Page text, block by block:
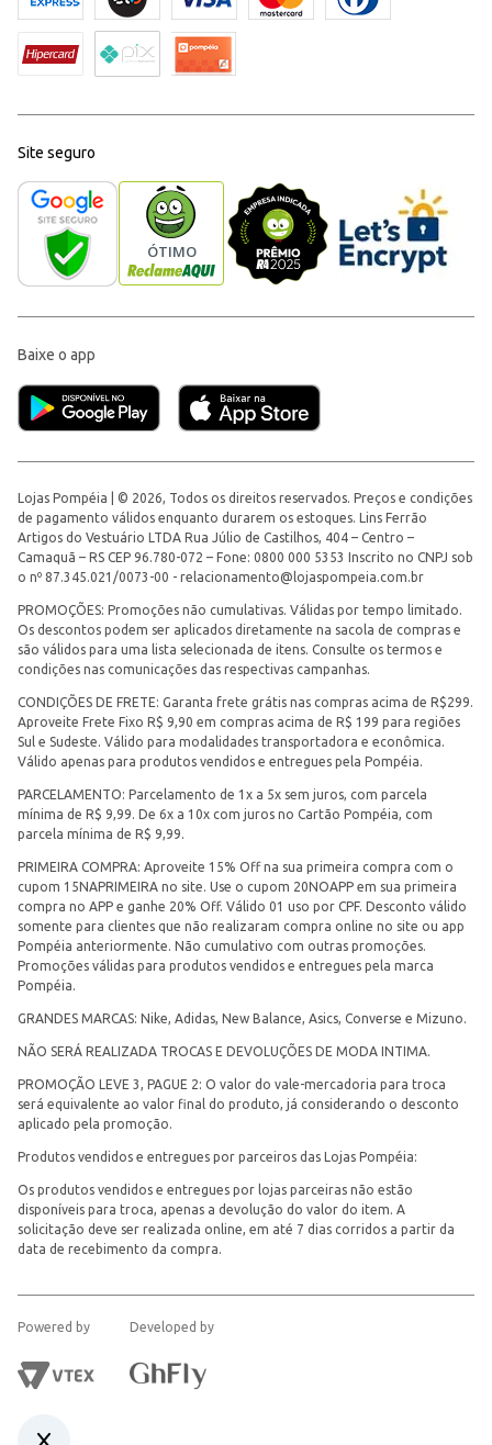
Site seguro
Baixe o app
Lojas Pompéia | © 2026, Todos os direitos reservados. Preços e condições
de pagamento válidos enquanto durarem os estoques. Lins Ferrão
Artigos do Vestuário LTDA Rua Júlio de Castilhos, 404 – Centro –
Camaquã – RS CEP 96.780-072 – Fone: 0800 000 5353 Inscrito no CNPJ sob
o nº 87.345.021/0073-00 - relacionamento@lojaspompeia.com.br
PROMOÇÕES: Promoções não cumulativas. Válidas por tempo limitado.
Os descontos podem ser aplicados diretamente na sacola de compras e
são válidos para uma lista selecionada de itens. Consulte os termos e
condições nas comunicações das respectivas campanhas.
CONDIÇÕES DE FRETE: Garanta frete grátis nas compras acima de R$299.
Aproveite Frete Fixo R$ 9,90 em compras acima de R$ 199 para regiões
Sul e Sudeste. Válido para modalidades transportadora e econômica.
Válido apenas para produtos vendidos e entregues pela Pompéia.
PARCELAMENTO: Parcelamento de 1x a 5x sem juros, com parcela
mínima de R$ 9,99. De 6x a 10x com juros no Cartão Pompéia, com
parcela mínima de R$ 9,99.
PRIMEIRA COMPRA: Aproveite 15% Off na sua primeira compra com o
cupom 15NAPRIMEIRA no site. Use o cupom 20NOAPP em sua primeira
compra no APP e ganhe 20% Off. Válido 01 uso por CPF. Desconto válido
somente para clientes que não realizaram compra online no site ou app
Pompéia anteriormente. Não cumulativo com outras promoções.
Promoções válidas para produtos vendidos e entregues pela marca
Pompéia.
GRANDES MARCAS: Nike, Adidas, New Balance, Asics, Converse e Mizuno.
NÃO SERÁ REALIZADA TROCAS E DEVOLUÇÕES DE MODA INTIMA.
PROMOÇÃO LEVE 3, PAGUE 2: O valor do vale-mercadoria para troca
será equivalente ao valor final do produto, já considerando o desconto
aplicado pela promoção.
Produtos vendidos e entregues por parceiros das Lojas Pompéia:
Os produtos vendidos e entregues por lojas parceiras não estão
disponíveis para troca, apenas a devolução do valor do item. A
solicitação deve ser realizada online, em até 7 dias corridos a partir da
data de recebimento da compra.
Powered by Developed by